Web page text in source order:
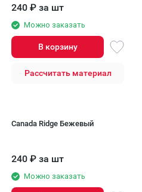
240 ₽ за шт
Можно заказать
В корзину
Рассчитать материал
Canada Ridge Бежевый
240 ₽ за шт
Можно заказать